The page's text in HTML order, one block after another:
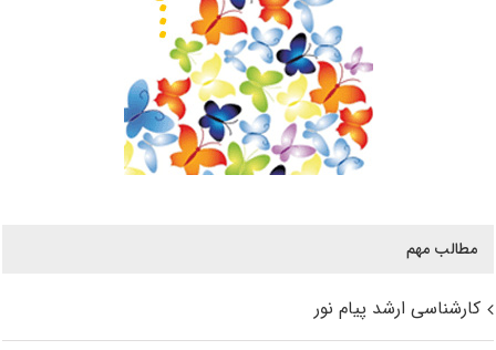
مطالب مهم
کارشناسی ارشد پیام نور